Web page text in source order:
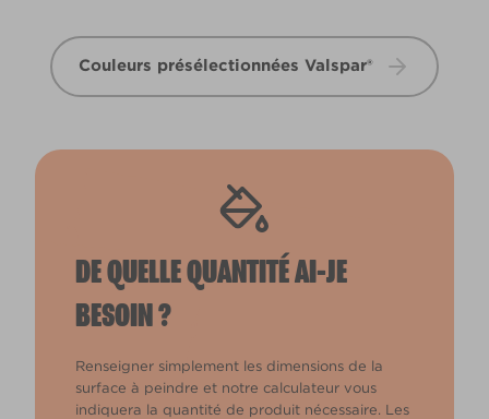
Couleurs présélectionnées Valspar®
DE QUELLE QUANTITÉ AI-JE
BESOIN ?
Renseigner simplement les dimensions de la
surface à peindre et notre calculateur vous
indiquera la quantité de produit nécessaire. Les